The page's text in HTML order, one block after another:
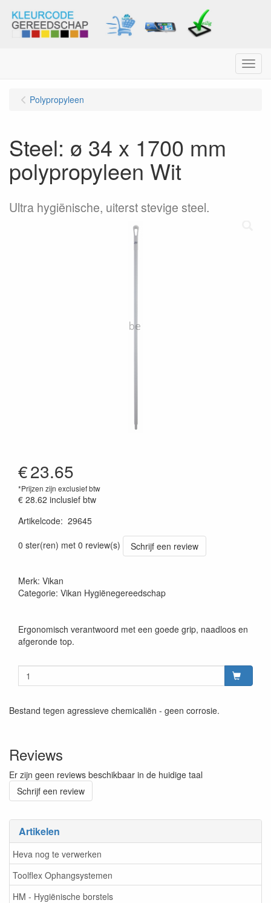
Menu
Artikelen
Heva nog te verwerken
Toolflex Ophangsystemen
HM - Hygiënische borstels
Polypropyleen
Steel: ø 34 x 1700 mm
polypropyleen Wit
Ultra hygiënische, uiterst stevige steel.
€23.65
*Prijzen zijn exclusief btw
€ 28.62 inclusief btw
Artikelcode: 29645
0 ster(ren) met 0 review(s)
Schrijf een review
Merk: Vikan
Categorie: Vikan Hygiënegereedschap
Ergonomisch verantwoord met een goede grip, naadloos en
afgeronde top.
Bestand tegen agressieve chemicaliën - geen corrosie.
Reviews
Er zijn geen reviews beschikbaar in de huidige taal
Schrijf een review